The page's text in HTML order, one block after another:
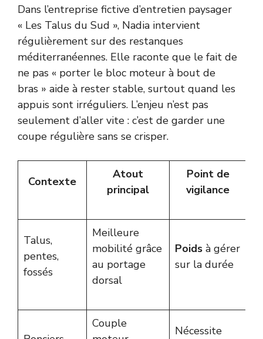
Dans l’entreprise fictive d’entretien paysager
« Les Talus du Sud », Nadia intervient
régulièrement sur des restanques
méditerranéennes. Elle raconte que le fait de
ne pas « porter le bloc moteur à bout de
bras » aide à rester stable, surtout quand les
appuis sont irréguliers. L’enjeu n’est pas
seulement d’aller vite : c’est de garder une
coupe régulière sans se crisper.
Contexte
Atout
principal
Point de
vigilance
Talus,
pentes,
fossés
Meilleure
mobilité grâce
au portage
dorsal
Poids à gérer
sur la durée
Couple
Nécessite